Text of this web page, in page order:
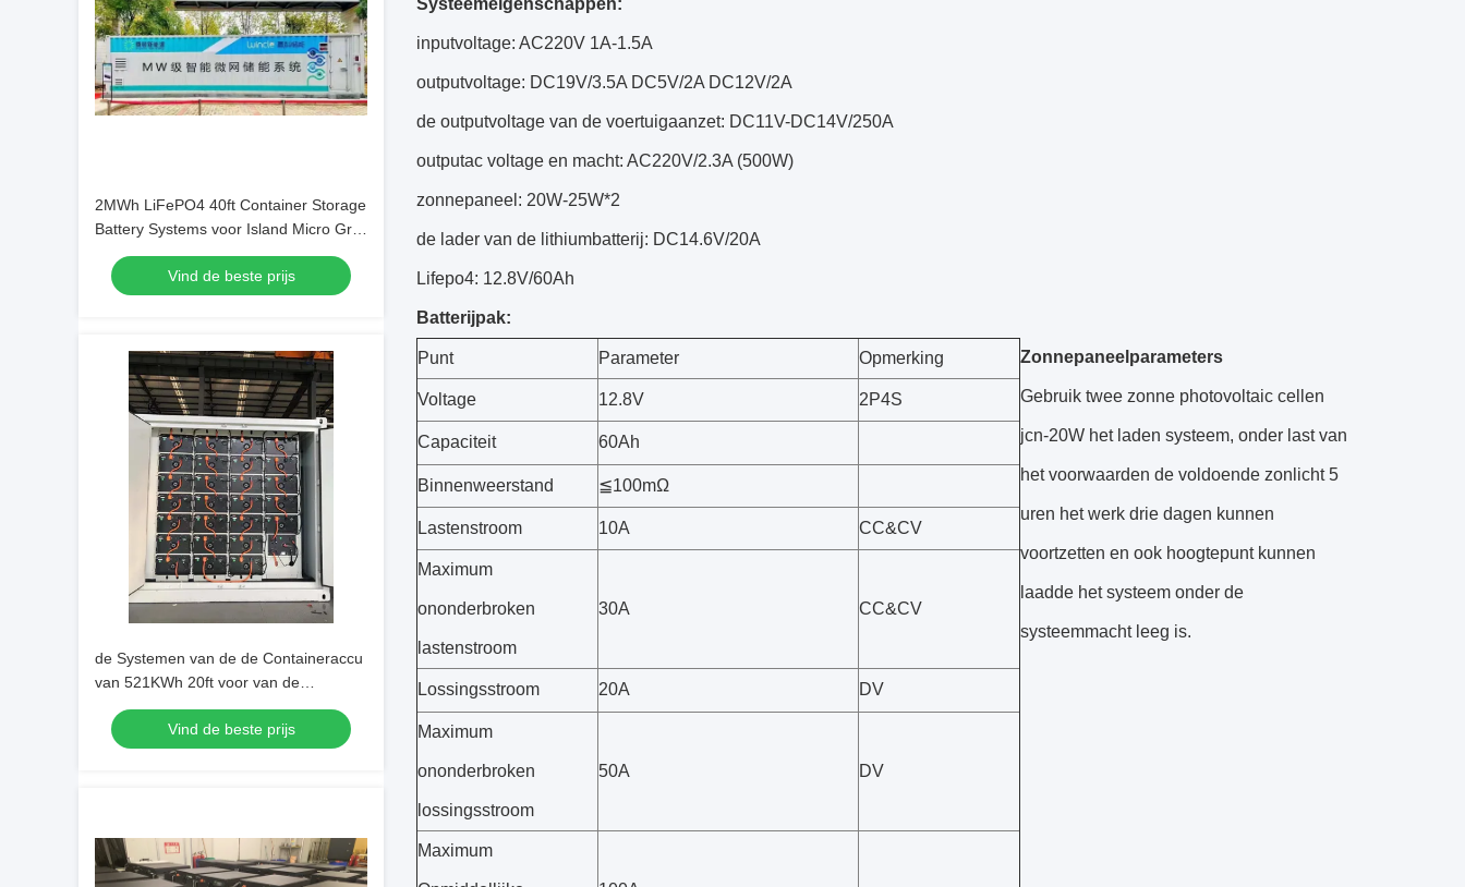
2MWh LiFePO4 40ft Container Storage
Battery Systems voor Island Micro Grid
Power Stations
Vind de beste prijs
de Systemen van de de Containeraccu
van 521KWh 20ft voor van de
Opslagpost van de Netenergie
Vind de beste prijs
Systeemeigenschappen:
inputvoltage: AC220V 1A-1.5A
outputvoltage: DC19V/3.5A DC5V/2A DC12V/2A
de outputvoltage van de voertuigaanzet: DC11V-DC14V/250A
outputac voltage en macht: AC220V/2.3A (500W)
zonnepaneel: 20W-25W*2
de lader van de lithiumbatterij: DC14.6V/20A
Lifepo4: 12.8V/60Ah
Batterijpak:
Punt Parameter Opmerking
Voltage 12.8V 2P4S
Capaciteit 60Ah
Binnenweerstand ≦100mΩ
Lastenstroom 10A CC&CV
Maximum
ononderbroken
lastenstroom
30A CC&CV
Lossingsstroom 20A DV
Maximum
ononderbroken
lossingsstroom
50A DV
Maximum
Zonnepaneelparameters
Gebruik twee zonne photovoltaic cellen
jcn-20W het laden systeem, onder last van
het voorwaarden de voldoende zonlicht 5
uren het werk drie dagen kunnen
voortzetten en ook hoogtepunt kunnen
laadde het systeem onder de
systeemmacht leeg is.